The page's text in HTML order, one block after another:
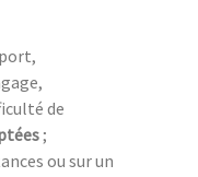
de
;
ou sur un